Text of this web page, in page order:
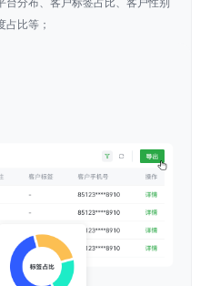
分布、客户标签占比、客户性别
占比等；